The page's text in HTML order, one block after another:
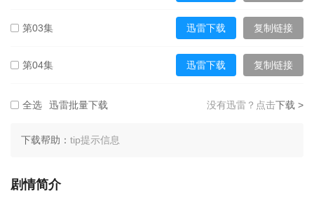
第19集 第21集
第22集 第24集
第25集 第27集
第28集
第31集
第03集 迅雷下载 复制链接
第04集 迅雷下载 复制链接
第05集 迅雷下载 复制链接
第06集
第07集
全选 迅雷批量下载 没有迅雷？点击下载 >
下载帮助： tip提示信息
剧情简介